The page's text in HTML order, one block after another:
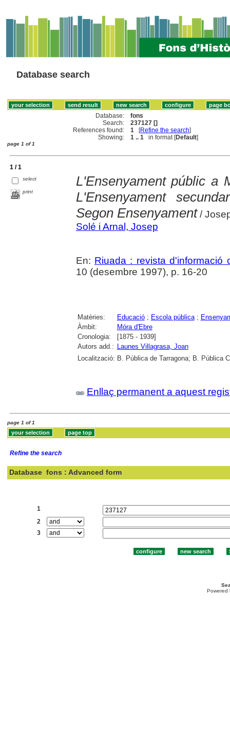
Database search
Database:
fons
Search:
237127 []
References found:
1 [Refine the search]
Showing:
1 .. 1 in format [Default]
page 1 of 1
1 / 1
select
print
L'Ensenyament públic a
L'Ensenyament
Segon Ensenyament/
Solé i Arnal, Josep
En: Riuada : revista d'informació
10 (desembre 1997), p. 16-20
Matèries: Educació; Escola pública;
Àmbit:
Móra d'Ebre
Cronologia:
[1875 - 1939]
Autors add.:
Launes Villagrasa, Joan
Localització: B. Pública de Tarragona; B. Pública
Enllaç permanent a aquest
page 1 of 1
Refine the search
Database fons : Advanced form
1
2
3